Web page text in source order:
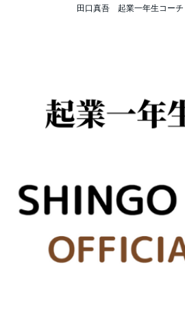
田口真吾 起業一年生コーチ